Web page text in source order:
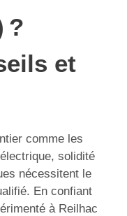
?
et
comme les
solidité
nécessitent le
En confiant
à Reilhac